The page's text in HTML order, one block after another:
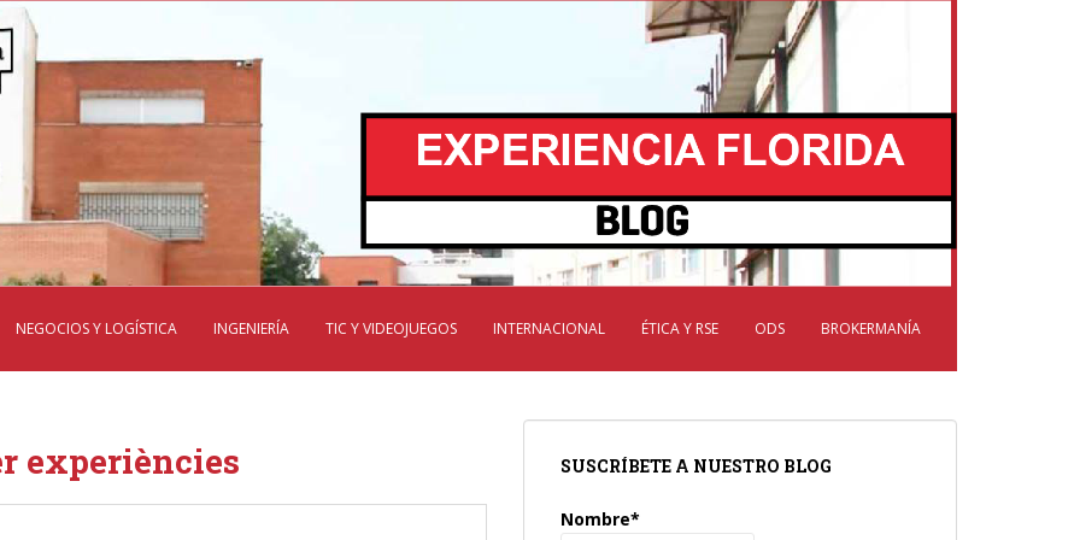
NEGOCIOS Y LOGÍSTICA INGENIERÍA TIC Y VIDEOJUEGOS INTERNACIONAL ÉTICA Y RSE ODS BROKERMANÍA
experiències SUSCRÍBETE A NUESTRO BLOG
Nombre*